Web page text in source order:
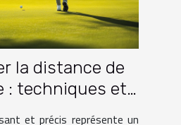
la distance de
: techniques et
et précis représente un